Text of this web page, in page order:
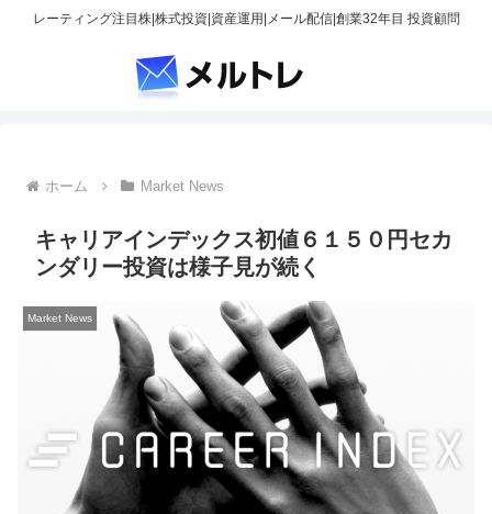
レーティング注目株|株式投資|資産運用|メール配信|創業32年目 投資顧問
ホーム Market News
キャリアインデックス初値６１５０円セカ
ンダリー投資は様子見が続く
Market News